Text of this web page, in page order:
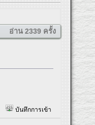
อ่าน 2339 ครั้ง
บันทึกการเข้า